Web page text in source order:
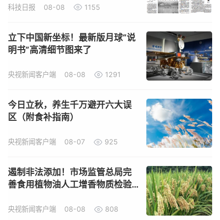
科技日报 08-08 1155
立下中国新坐标！最新版月球“说
明书”高清细节图来了
央视新闻客户端 08-08 1291
今日立秋，养生千万避开六大误
区（附食补指南）
央视新闻客户端 08-07 925
遏制非法添加！市场监管总局完
善食用植物油人工增香物质检验
央视新闻客户端 08-08 808